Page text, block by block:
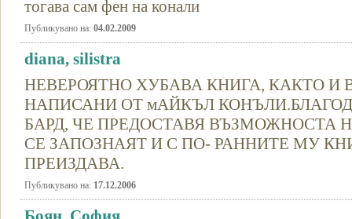
тогава сам фен на конали
Публикувано на: 04.02.2009
diana, silistra
НЕВЕРОЯТНО ХУБАВА КНИГА, КАКТО И
НАПИСАНИ ОТ мАЙКЪЛ
БАРД, ЧЕ ПРЕДОСТАВЯ ВЪЗМОЖНОСТА
СЕ ЗАПОЗНАЯТ И С ПО- РАННИТЕ МУ
ПРЕИЗДАВА.
Публикувано на: 17.12.2006